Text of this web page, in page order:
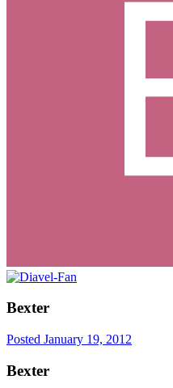
Bexter
Posted January 19, 2012
Bexter